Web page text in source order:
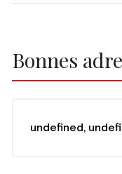
Bonnes
undefined,